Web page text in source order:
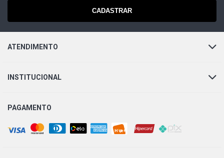
CADASTRAR
ATENDIMENTO
INSTITUCIONAL
PAGAMENTO